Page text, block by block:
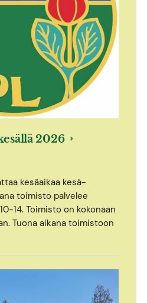
2026
kesäaikaa kesä-
toimisto palvelee
14. Toimisto on kokonaan
Tuona aikana toimistoon